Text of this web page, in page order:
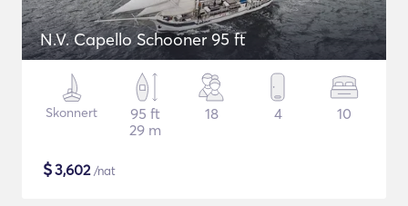
N.V. Capello Schooner 95 ft
Skonnert
95 ft
29 m
18 4 10
$3,602/nat